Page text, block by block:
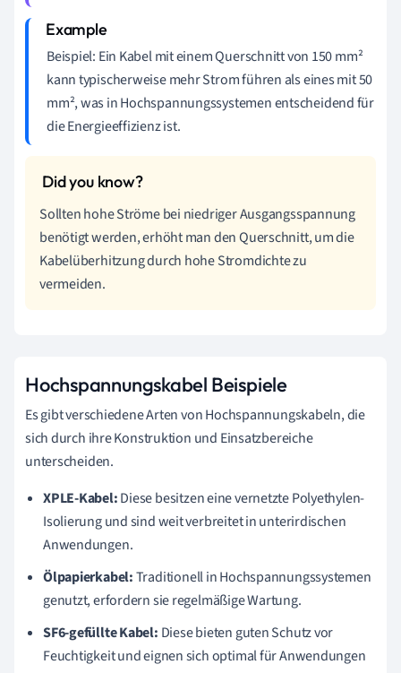
Beispiel: Ein Kabel mit einem Querschnitt von 150 mm²
kann typischerweise mehr Strom führen als eines mit 50
mm², was in Hochspannungssystemen entscheidend für
die Energieeffizienz ist.
Sollten hohe Ströme bei niedriger Ausgangsspannung
benötigt werden, erhöht man den Querschnitt, um die
Kabelüberhitzung durch hohe Stromdichte zu
vermeiden.
Hochspannungskabel Beispiele
Es gibt verschiedene Arten von Hochspannungskabeln, die
sich durch ihre Konstruktion und Einsatzbereiche
unterscheiden.
XPLE-Kabel:Diese besitzen eine vernetzte Polyethylen-
Isolierung und sind weit verbreitet in unterirdischen
Anwendungen.
Ölpapierkabel:Traditionell in Hochspannungssystemen
genutzt, erfordern sie regelmäßige Wartung.
SF6-gefüllte Kabel: Diese bieten guten Schutz vor
Feuchtigkeit und eignen sich optimal für Anwendungen